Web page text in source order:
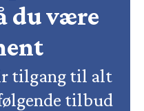
du være
tilgang til alt
tilbud